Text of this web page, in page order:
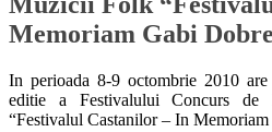
Memoriam Gabi
In perioada 8-9 octombrie 2010
editie a Festivalului Concurs
“Festivalul Castanilor – In